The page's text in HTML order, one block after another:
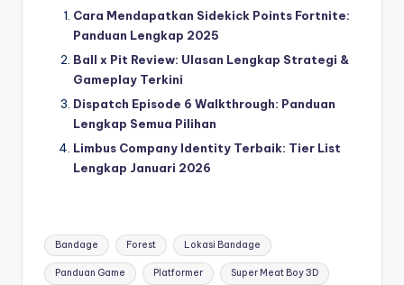
Cara Mendapatkan Sidekick Points Fortnite:
Panduan Lengkap 2025
Ball x Pit Review: Ulasan Lengkap Strategi &
Gameplay Terkini
Dispatch Episode 6 Walkthrough: Panduan
Lengkap Semua Pilihan
Limbus Company Identity Terbaik: Tier List
Lengkap Januari 2026
Tags:
Bandage Forest Lokasi Bandage
Panduan Game Platformer Super Meat Boy 3D